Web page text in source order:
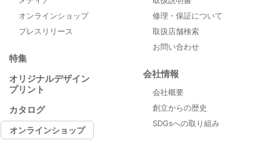
オンラインショップ
プレスリリース
特集
オリジナルデザイン
プリント
カタログ
オンラインショップ
修理・保証について
取扱店舗検索
お問い合わせ
会社情報
会社概要
創立からの歴史
SDGsへの取り組み